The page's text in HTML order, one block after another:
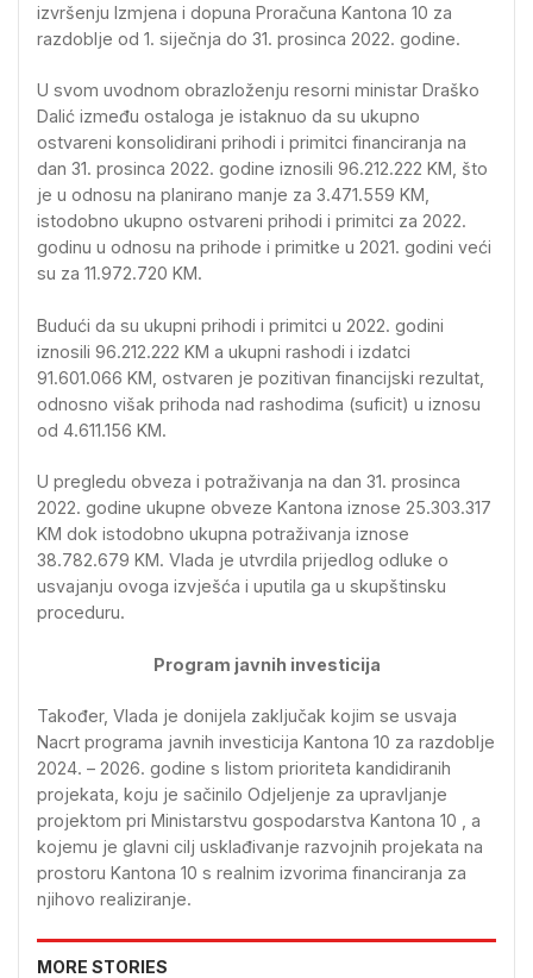
izvršenju Izmjena i dopuna Proračuna Kantona 10 za
razdoblje od 1. siječnja do 31. prosinca 2022. godine.
U svom uvodnom obrazloženju resorni ministar Draško
Dalić između ostaloga je istaknuo da su ukupno
ostvareni konsolidirani prihodi i primitci financiranja na
dan 31. prosinca 2022. godine iznosili 96.212.222 KM, što
je u odnosu na planirano manje za 3.471.559 KM,
istodobno ukupno ostvareni prihodi i primitci za 2022.
godinu u odnosu na prihode i primitke u 2021. godini veći
su za 11.972.720 KM.
Budući da su ukupni prihodi i primitci u 2022. godini
iznosili 96.212.222 KM a ukupni rashodi i izdatci
91.601.066 KM, ostvaren je pozitivan financijski rezultat,
odnosno višak prihoda nad rashodima (suficit) u iznosu
od 4.611.156 KM.
U pregledu obveza i potraživanja na dan 31. prosinca
2022. godine ukupne obveze Kantona iznose 25.303.317
KM dok istodobno ukupna potraživanja iznose
38.782.679 KM. Vlada je utvrdila prijedlog odluke o
usvajanju ovoga izvješća i uputila ga u skupštinsku
proceduru.
Program javnih investicija
Također, Vlada je donijela zaključak kojim se usvaja
Nacrt programa javnih investicija Kantona 10 za razdoblje
2024. – 2026. godine s listom prioriteta kandidiranih
projekata, koju je sačinilo Odjeljenje za upravljanje
projektom pri Ministarstvu gospodarstva Kantona 10 , a
kojemu je glavni cilj usklađivanje razvojnih projekata na
prostoru Kantona 10 s realnim izvorima financiranja za
njihovo realiziranje.
MORE STORIES